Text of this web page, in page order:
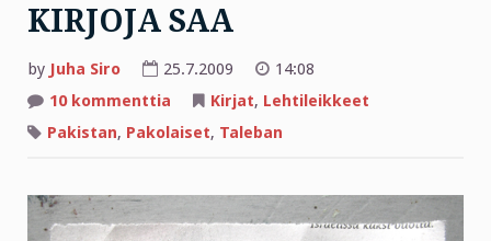
KIRJOJA SAA
by Juha Siro 25.7.2009
14:08
10 kommenttia artikkeliin
MENI,
MUTTA
SAA
Kirjat, Lehtileikkeet
Pakistan, Pakolaiset, Taleban